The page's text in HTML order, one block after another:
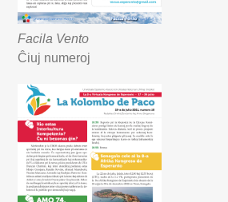
Facila Vento
Ĉiuj numeroj